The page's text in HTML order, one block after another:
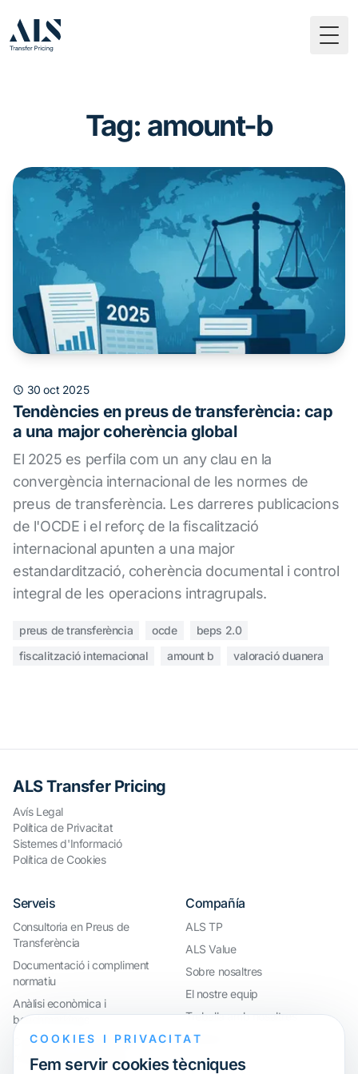
Tag: amount-b
30 oct 2025
Tendències en preus de transferència: cap
a una major coherència global
El 2025 es perfila com un any clau en la
convergència internacional de les normes de
preus de transferència. Les darreres publicacions
de l'OCDE i el reforç de la fiscalització
internacional apunten a una major
estandardització, coherència documental i control
integral de les operacions intragrupals.
preus de transferència ocde
beps 2.0
fiscalització internacional
amount b valoració duanera
ALS Transfer Pricing
Avís Legal
Política de Privacitat
Sistemes d'Informació
Política de Cookies
Serveis
Consultoria en Preus de
Transferència
Documentació i compliment
normatiu
Anàlisi econòmica i
benchmarkings
Compliment internacional i
reorganització de grups
Compañía
ALS TP
ALS Value
Sobre nosaltres
El nostre equip
Treballa amb nosaltres
Webinar
COOKIES I PRIVACITAT
Fem servir cookies tècniques